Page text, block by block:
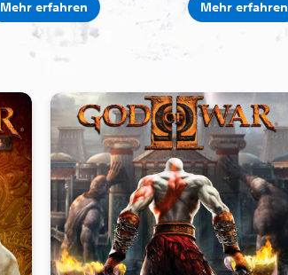
Mehr erfahren Mehr erfahren